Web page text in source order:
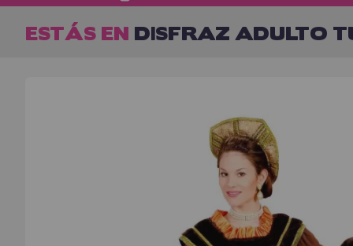
ESTÁS EN DISFRAZ ADULTO